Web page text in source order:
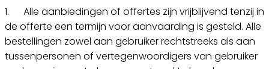
1. Alle aanbiedingen of offertes zijn vrijblijvend tenzij in
de offerte een termijn voor aanvaarding is gesteld. Alle
bestellingen zowel aan gebruiker rechtstreeks als aan
tussenpersonen of vertegenwoordigers van gebruiker